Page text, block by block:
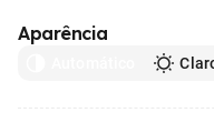
Aparência